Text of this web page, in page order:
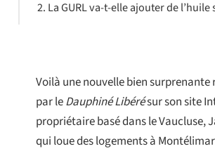
Voilà une nouvelle bien
par leDauphiné Libérésur son site
propriétaire basé dans le Vaucluse,
qui loue des logements à
La GURL va-t-elle ajouter de l’huile